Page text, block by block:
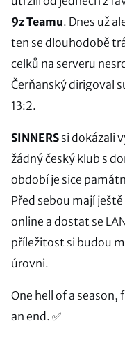
9z Teamu. Dnes už
ten se dlouhodobě
celků na serveru
Čerňanský dirigoval
13:2.
SINNERS si dokázali
žádný český klub s
období je sice
Před sebou mají
online a dostat se
příležitost si budou
úrovni.
One hell of a
an end. ✅